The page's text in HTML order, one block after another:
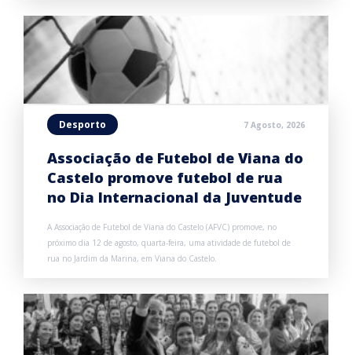
Desporto 7 Agosto, 2026
Associação de Futebol de Viana do
Castelo promove futebol de rua
no Dia Internacional da Juventude
A Associação de Futebol de Viana do Castelo (AFVC) promove, no
próximo dia 12 de agosto, quarta-feira, uma atividade de futebol de
rua no Jardim da Marina, em Viana do Castelo.